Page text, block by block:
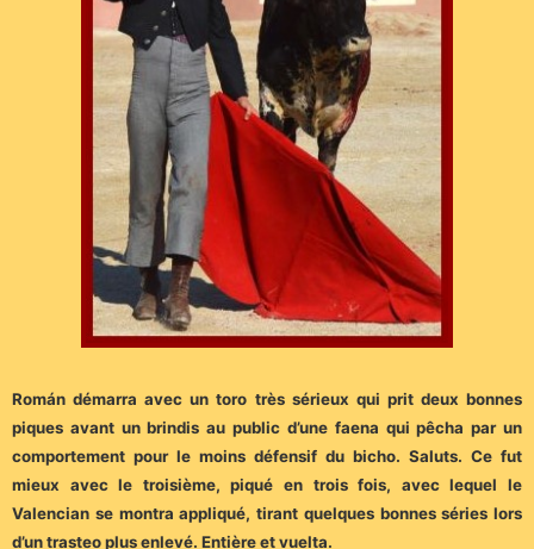
Román démarra avec un toro très sérieux qui prit deux bonnes
piques avant un brindis au public d’une faena qui pêcha par un
comportement pour le moins défensif du bicho. Saluts. Ce fut
mieux avec le troisième, piqué en trois fois, avec lequel le
Valencian se montra appliqué, tirant quelques bonnes séries lors
d’un trasteo plus enlevé. Entière et vuelta.